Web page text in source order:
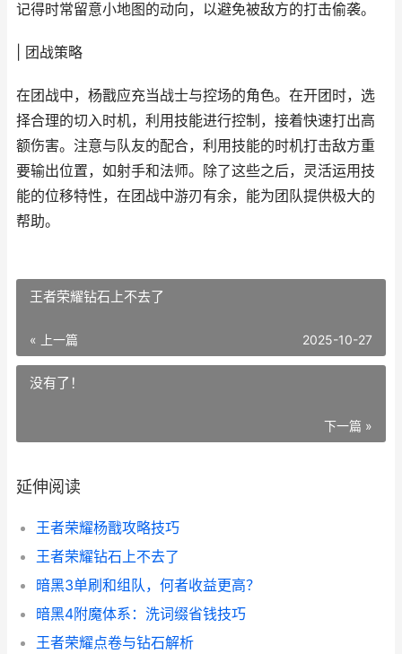
记得时常留意小地图的动向，以避免被敌方的打击偷袭。
| 团战策略
在团战中，杨戬应充当战士与控场的角色。在开团时，选
择合理的切入时机，利用技能进行控制，接着快速打出高
额伤害。注意与队友的配合，利用技能的时机打击敌方重
要输出位置，如射手和法师。除了这些之后，灵活运用技
能的位移特性，在团战中游刃有余，能为团队提供极大的
帮助。
王者荣耀钻石上不去了
« 上一篇 2025-10-27
没有了！
下一篇 »
延伸阅读
王者荣耀杨戬攻略技巧
王者荣耀钻石上不去了
暗黑3单刷和组队，何者收益更高？
暗黑4附魔体系：洗词缀省钱技巧
王者荣耀点卷与钻石解析